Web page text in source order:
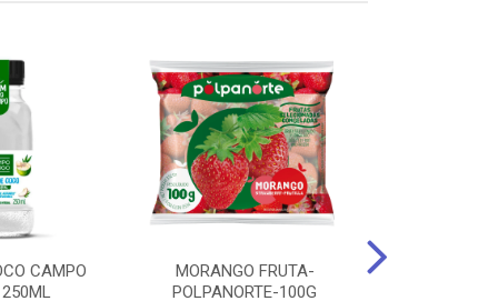
CAMPO
MORANGO FRUTA-
POLPANORTE-100G